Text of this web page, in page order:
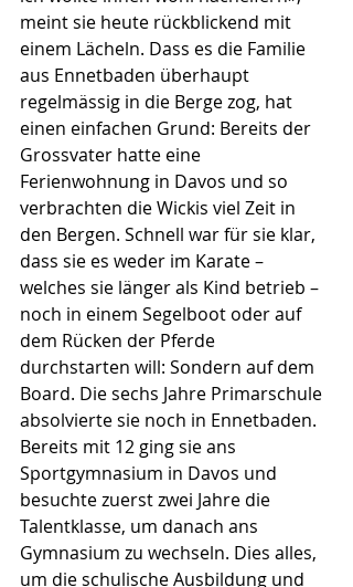
meint sie heute rückblickend mit
einem Lächeln. Dass es die Familie
aus Ennetbaden überhaupt
regelmässig in die Berge zog, hat
einen einfachen Grund: Bereits der
Grossvater hatte eine
Ferienwohnung in Davos und so
verbrachten die Wickis viel Zeit in
den Bergen. Schnell war für sie klar,
dass sie es weder im Karate –
welches sie länger als Kind betrieb –
noch in einem Segelboot oder auf
dem Rücken der Pferde
durchstarten will: Sondern auf dem
Board. Die sechs Jahre Primarschule
absolvierte sie noch in Ennetbaden.
Bereits mit 12 ging sie ans
Sportgymnasium in Davos und
besuchte zuerst zwei Jahre die
Talentklasse, um danach ans
Gymnasium zu wechseln. Dies alles,
um die schulische Ausbildung und